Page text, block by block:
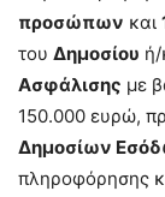
προσώπων και
του Δημοσίου ή/
Ασφάλισης με
150.000 ευρώ,
Δημοσίων
πληροφόρησης